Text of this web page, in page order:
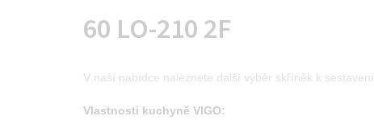
60 LO-210 2F
V naší nabídce naleznete další výběr skříněk k sestavení
Vlastnosti kuchyně VIGO: